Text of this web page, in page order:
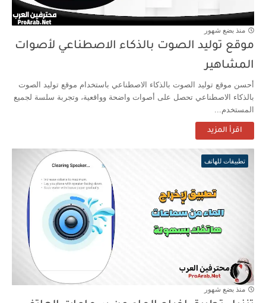
منذ بضع شهور
موقع توليد الصوت بالذكاء الاصطناعي لأصوات
المشاهير
أحسن موقع توليد الصوت بالذكاء الاصطناعي باستخدام موقع توليد الصوت
بالذكاء الاصطناعي تحصل على أصوات واضحة وواقعية، وتجربة سلسة لجميع
المستخدم...
اقرأ المزيد
تطبيقات للهاتف
منذ بضع شهور